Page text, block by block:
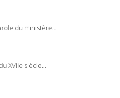
du ministère...
XVIIe siècle...